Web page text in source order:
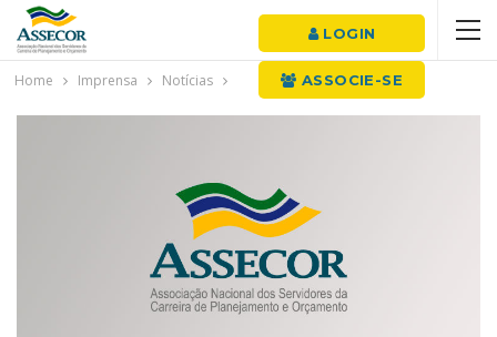
LOGIN
ASSOCIE-SE
Home Imprensa Notícias